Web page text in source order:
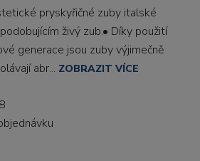
pryskyřičné zuby italské
živý zub.• Díky použití
generace jsou zuby výjimečně
abr... ZOBRAZIT VÍCE